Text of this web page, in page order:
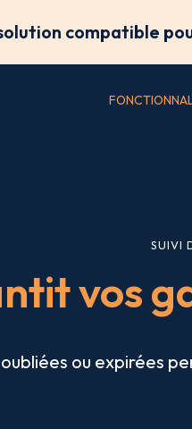
compatible
SUIVI
vos
ou expirées